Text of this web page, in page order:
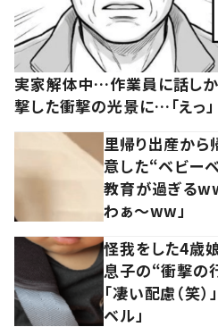
実家解体中…作業員に話しか
撃した衝撃の光景に…「えっ」
里帰り出産か
意した“ベビー
教育が過ぎる
わぁ～ww」
怪我をした4歳
息子の“衝撃
「凄い配慮（笑
ベル」